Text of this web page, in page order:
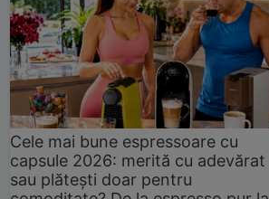
Cele mai bune espressoare cu
capsule 2026: merită cu adevărat
sau plătești doar pentru